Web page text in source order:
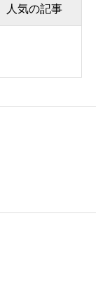
人気の記事